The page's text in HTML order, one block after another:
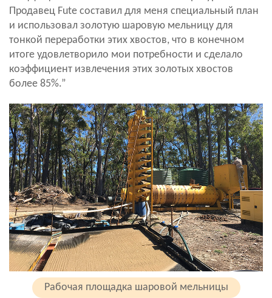
Продавец Fute составил для меня специальный план
и использовал золотую шаровую мельницу для
тонкой переработки этих хвостов, что в конечном
итоге удовлетворило мои потребности и сделало
коэффициент извлечения этих золотых хвостов
более 85%.”
Рабочая площадка шаровой мельницы